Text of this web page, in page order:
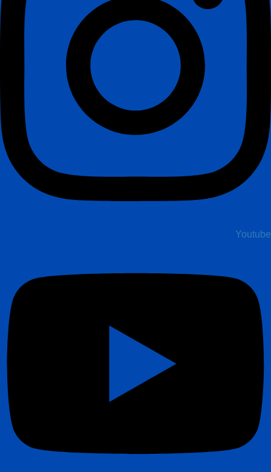
Youtube